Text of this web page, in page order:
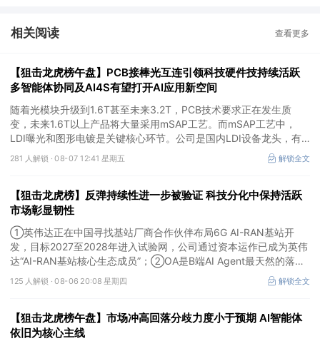
相关阅读 查看更多
【狙击龙虎榜午盘】PCB接棒光互连引领科技硬件技持续活跃
多智能体协同及AI4S有望打开AI应用新空间
随着光模块升级到1.6T甚至未来3.2T，PCB技术要求正在发生质
变，未来1.6T以上产品将大量采用mSAP工艺。而mSAP工艺中，
LDI曝光和图形电镀是关键核心环节。公司是国内LDI设备龙头，有
望凭借其解析度更高的LDI技术，成为不可或缺的关键“铲子股”。
281 人解锁 ·08-07 12:41 星期五 解锁全文
【狙击龙虎榜】反弹持续性进一步被验证 科技分化中保持活跃
市场彰显韧性
①英伟达正在中国寻找基站厂商合作伙伴布局6G AI-RAN基站开
发，目标2027至2028年进入试验网，公司通过资本运作已成为英伟
达“AI-RAN基站核心生态成员”；②OA是B端AI Agent最天然的落地
入口，公司凭借数万家企业客户积累的场景厚度正从协同管理软件龙
头进化为企业智能体经济的核心枢纽；③市场重组、股权转让暗线
125 人解锁 ·08-06 20:08 星期四 解锁全文
【狙击龙虎榜午盘】市场冲高回落分歧力度小于预期 AI智能体
依旧为核心主线